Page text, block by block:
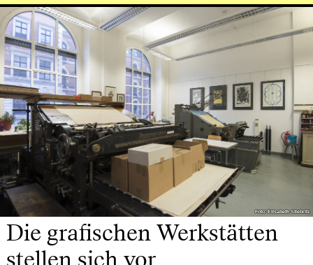
Foto: Elisabeth Stiebritz
Foto: Elisabeth Stiebritz
Die grafischen Werkstätten